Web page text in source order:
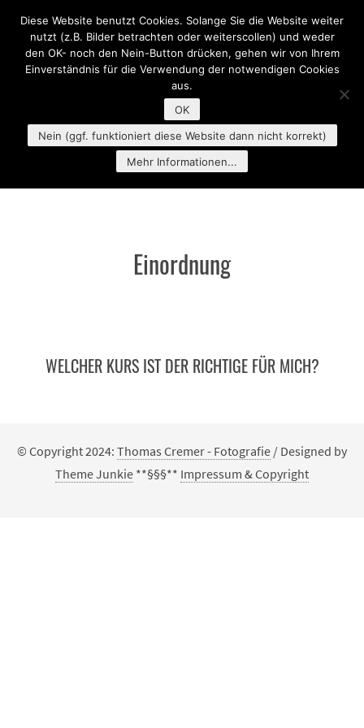
MENU
Einordnung
WELCHER KURS IST DER RICHTIGE FÜR MICH?
© Copyright 2024: Thomas Cremer - Fotografie / Designed by
Theme Junkie **§§§** Impressum & Copyright
Diese Website benutzt Cookies. Solange Sie die Website weiter
nutzt (z.B. Bilder betrachten oder weiterscollen) und weder
den OK- noch den Nein-Button drücken, gehen wir von Ihrem
Einverständnis für die Verwendung der notwendigen Cookies
aus.
OK
Nein (ggf. funktioniert diese Website dann nicht korrekt)
Mehr Informationen...